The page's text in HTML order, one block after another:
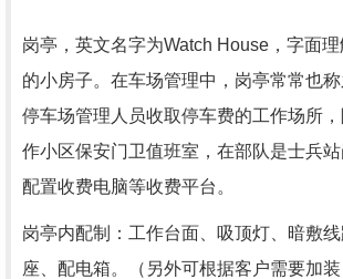
岗亭，英文名字为Watch House，字面
的小房子。在车场管理中，岗亭常常也
停车场管理人员收取停车费的工作场所
作小区保安门卫值班室，在部队是士兵
配置收费电脑等收费平台。
岗亭内配制：工作台面、吸顶灯、暗敷
座、配电箱。（另外可根据客户需要加装